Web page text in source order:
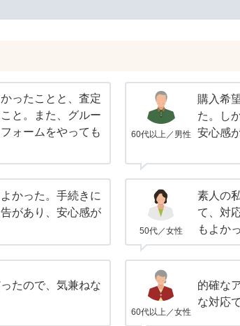
ったことと、査定
と。また、グルー
ォームをやっても
60代以上／男性
購入希
た。し
安心感
かった。手続きに
があり、安心感が
50代／女性
素人の
て、対
もよか
たので、気兼ねな
60代以上／女性
的確な
な対応